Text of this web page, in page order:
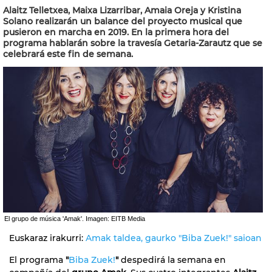
Alaitz Telletxea, Maixa Lizarribar, Amaia Oreja y Kristina
Solano realizarán un balance del proyecto musical que
pusieron en marcha en 2019. En la primera hora del
programa hablarán sobre la travesía Getaria-Zarautz que se
celebrará este fin de semana.
El grupo de música 'Amak'. Imagen: EITB Media
Euskaraz irakurri: Amak taldea, gaurko "Biba Zuek!" saioan
El programa "Biba Zuek!"despedirá la semana en